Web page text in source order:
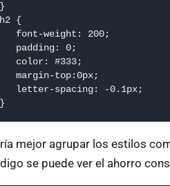
}
h2 {
   font-weight: 200;
   padding: 0;
   color: #333;
   margin-top:0px;
   letter-spacing: -0.1px;
}
mejor agrupar los estilos
se puede ver el ahorro